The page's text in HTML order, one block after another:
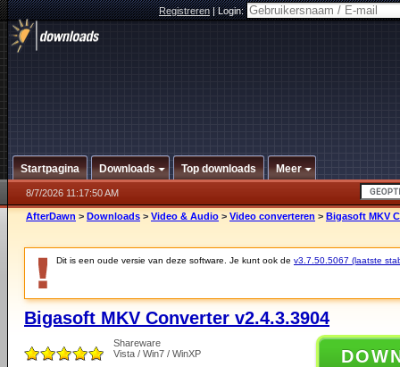
Registreren|Login:
Startpagina Downloads Top downloads Meer
8/7/2026 11:17:50 AM
AfterDawn > Downloads > Video & Audio > Video converteren > Bigasoft MKV
Dit is een oude versie van deze software. Je kunt ook de v3.7.50.5067 (laatste
Bigasoft MKV Converter v2.4.3.3904
Shareware
Vista / Win7 / WinXP